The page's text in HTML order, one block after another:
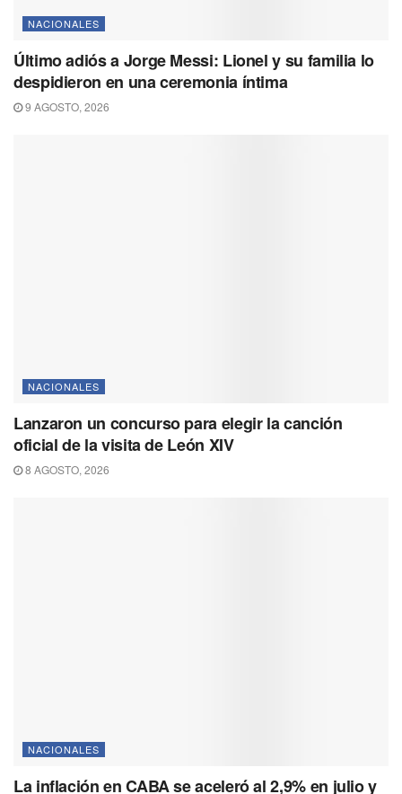
NACIONALES
Último adiós a Jorge Messi: Lionel y su familia lo
despidieron en una ceremonia íntima
9 AGOSTO, 2026
NACIONALES
Lanzaron un concurso para elegir la canción
oficial de la visita de León XIV
8 AGOSTO, 2026
NACIONALES
La inflación en CABA se aceleró al 2,9% en julio y